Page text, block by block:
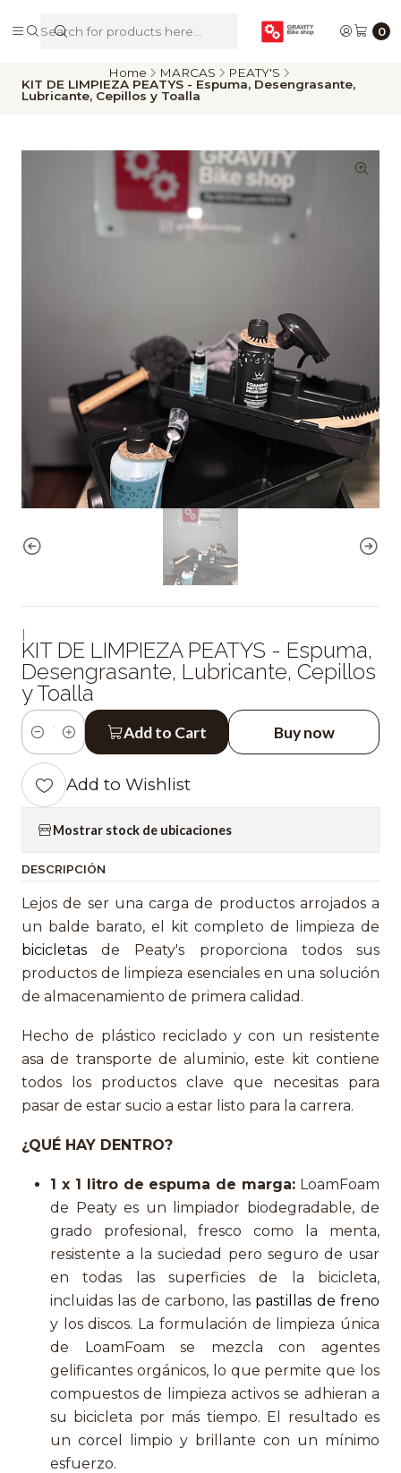
0
De Riders para Riders
Home MARCAS
PEATY'S
KIT DE LIMPIEZA PEATYS - Espuma, Desengrasante,
Lubricante, Cepillos y Toalla
|
KIT DE LIMPIEZA PEATYS - Espuma,
Desengrasante, Lubricante, Cepillos
y Toalla
Quantity
Add to Cart Buy now
Add to Wishlist
Mostrar stock de ubicaciones
DESCRIPCIÓN
Lejos de ser una carga de productos arrojados a
un balde barato, el kit completo de limpieza de
bicicletas de Peaty's proporciona todos sus
productos de limpieza esenciales en una solución
de almacenamiento de primera calidad.
Hecho de plástico reciclado y con un resistente
asa de transporte de aluminio, este kit contiene
todos los productos clave que necesitas para
pasar de estar sucio a estar listo para la carrera.
¿QUÉ HAY DENTRO?
1 x 1 litro de espuma de marga: LoamFoam
de Peaty es un limpiador biodegradable, de
grado profesional, fresco como la menta,
resistente a la suciedad pero seguro de usar
en todas las superficies de la bicicleta,
incluidas las de carbono, las pastillas de freno
y los discos. La formulación de limpieza única
de LoamFoam se mezcla con agentes
gelificantes orgánicos, lo que permite que los
compuestos de limpieza activos se adhieran a
su bicicleta por más tiempo. El resultado es
un corcel limpio y brillante con un mínimo
esfuerzo.